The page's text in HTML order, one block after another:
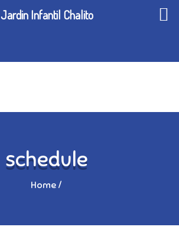
schedule
Home /
Jardin Infantil Chalito